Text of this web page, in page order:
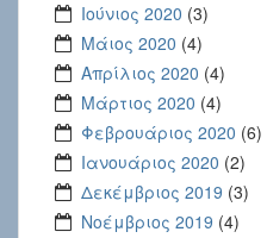
Ιούνιος 2020 (3)
Μάιος 2020 (4)
Απρίλιος 2020 (4)
Μάρτιος 2020 (4)
Φεβρουάριος 2020 (6)
Ιανουάριος 2020 (2)
Δεκέμβριος 2019 (3)
Νοέμβριος 2019 (4)